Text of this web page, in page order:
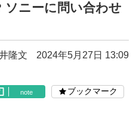
ソニーに問い合わせ
隆文 2024年5月27日 13:09
note ブックマーク